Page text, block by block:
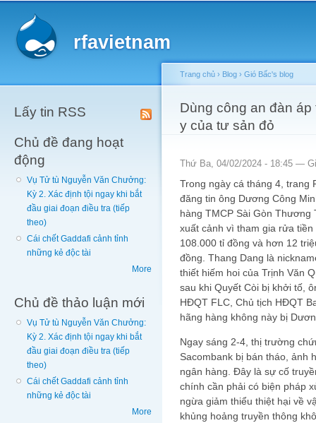
rfavietnam
Lấy tin RSS
Chủ đề đang hoạt
động
Vụ Tử tù Nguyễn Văn Chưởng:
Kỳ 2. Xác định tội ngay khi bắt
đầu giai đoạn điều tra (tiếp
theo)
Cái chết Gaddafi cảnh tỉnh
những kẻ độc tài
More
Chủ đề thảo luận mới
Vụ Tử tù Nguyễn Văn Chưởng:
Kỳ 2. Xác định tội ngay khi bắt
đầu giai đoạn điều tra (tiếp
theo)
Cái chết Gaddafi cảnh tỉnh
những kẻ độc tài
More
You are here
Trang chủ › Blog › Gió Bấc's blog
Dùng công an đàn
y của tư sản đỏ
Thứ Ba, 04/02/2024 - 18:45 —
Trong ngày cá tháng 4, trang
đăng tin ông Dương Công
hàng TMCP Sài Gòn Thương
xuất cảnh vì tham gia rửa
108.000 tỉ đồng và hơn 12
đồng. Thang Dang là
thiết hiếm hoi của Trịnh Văn
sau khi Quyết Còi bị khởi tố,
HĐQT FLC, Chủ tịch HĐQT
hãng hàng không này bị
Ngay sáng 2-4, thị trường
Sacombank bị bán tháo, ảnh
ngân hàng. Đây là sự cố
chính cần phải có biện pháp
ngừa giảm thiểu thiệt hại về
khủng hoảng truyền thông